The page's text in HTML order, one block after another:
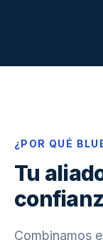
¿POR QUÉ
Tu
Combinamos